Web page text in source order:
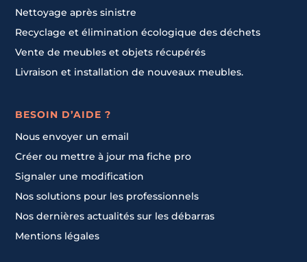
Nettoyage après sinistre
Recyclage et élimination écologique des déchets
Vente de meubles et objets récupérés
Livraison et installation de nouveaux meubles.
BESOIN D’AIDE ?
Nous envoyer un email
Créer ou mettre à jour ma fiche pro
Signaler une modification
Nos solutions pour les professionnels
Nos dernières actualités sur les débarras
Mentions légales